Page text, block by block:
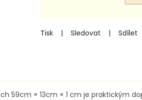
Tisk
Sledovat Sdílet
59cm × 13cm × 1 cm je praktickým